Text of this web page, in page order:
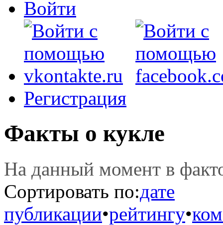
Войти
Регистрация
Факты о кукле
На данный момент в
Сортировать по:дате
публикации•рейтингу•